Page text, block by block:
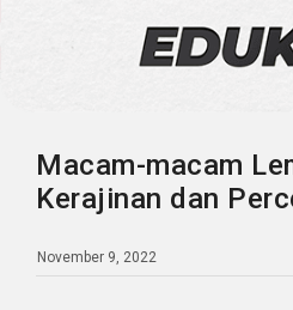
Macam-macam
Kerajinan dan
November 9, 2022